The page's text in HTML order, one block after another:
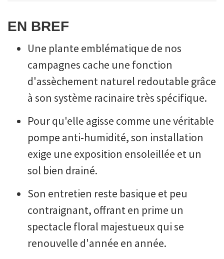
EN BREF
Une plante emblématique de nos
campagnes cache une fonction
d'assèchement naturel redoutable grâce
à son système racinaire très spécifique.
Pour qu'elle agisse comme une véritable
pompe anti-humidité, son installation
exige une exposition ensoleillée et un
sol bien drainé.
Son entretien reste basique et peu
contraignant, offrant en prime un
spectacle floral majestueux qui se
renouvelle d'année en année.